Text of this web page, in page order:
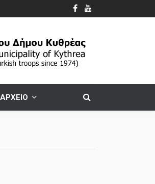
ΑΡΧΕΙΟ